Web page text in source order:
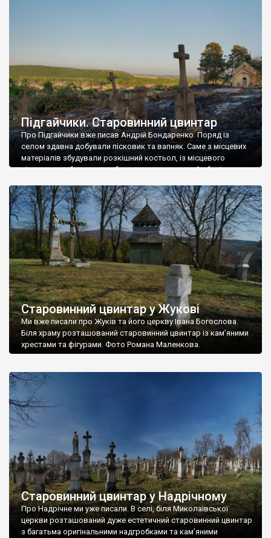
Підгайчики. Старовинний цвинтар
Про Підгайчики вже писав Андрій Бондаренко. Поряд із
селом здавна добували пісковик та вапняк. Саме з місцевих
матеріалів збудували розкішний костьол, із місцевого
пісковику робили надгробки для цвинтаря, який зберігся у
Старовинний цвинтар у Жукові
Ми вже писали про Жуків та його церкву Івана Богослова.
Біля храму розташований старовинний цвинтар із кам’яними
хрестами та фігурами. Фото Романа Маленкова.
Старовинний цвинтар у Надрічному
Про Надрічне ми уже писали. В селі, біля Миколаївської
церкви розташований дуже естетичний старовинний цвинтар
з багатьма оригінальними надгробками та кам’яними